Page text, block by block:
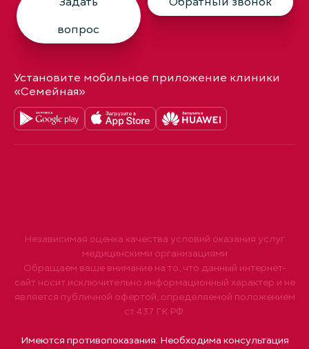
вопрос
Установите мобильное приложение клиники
«Семейная»
Независимая оценка качества условий оказания услуг
медицинскими организациями
Обращаем ваше внимание на то, что данный интернет-
сайт носит исключительно информационный характер и не
является публичной офертой, определяемой положением
ст.437 ГК РФ.
Имеются противопоказания. Необходима консультация